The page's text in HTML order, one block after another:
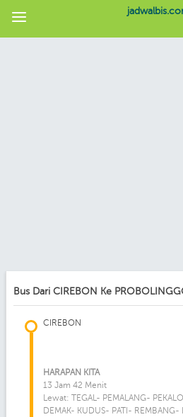
Bus Dari CIREBON Ke
CIREBON
HARAPAN KITA
13 Jam 42 Menit
Lewat: TEGAL- PEMALANG-
DEMAK- KUDUS- PATI- REMBANG-